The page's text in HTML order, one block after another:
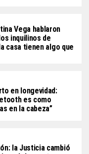
Vega hablaron
inquilinos de
casa tienen algo que
en longevidad:
es como
en la cabeza”
la Justicia cambió